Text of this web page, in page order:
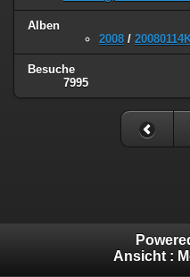
Alben
2008 /
Besuche
7995
Ansicht :